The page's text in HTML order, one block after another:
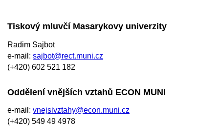
Tiskový mluvčí Masarykovy univerzity
Radim Sajbot
e‑mail: sajbot@rect.muni.cz
(+420) 602 521 182
Oddělení vnějších vztahů ECON MUNI
e-mail: vnejsivztahy@econ.muni.cz
(+420) 549 49 4978